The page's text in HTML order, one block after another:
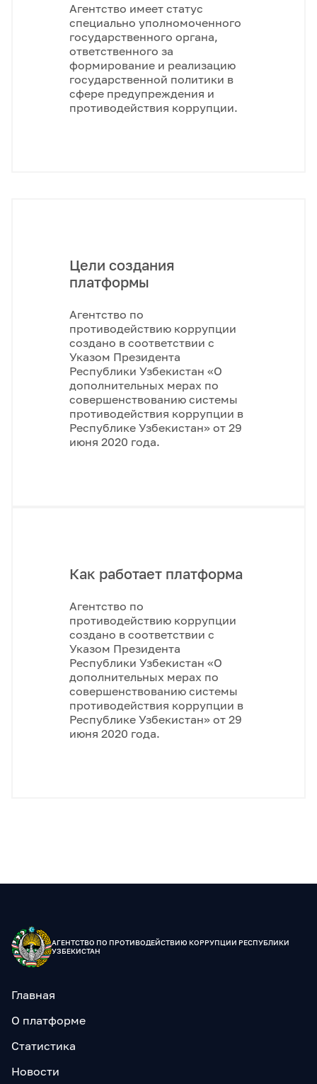
Агентство имеет статус
специально уполномоченного
государственного органа,
ответственного за
формирование и реализацию
государственной политики в
сфере предупреждения и
противодействия коррупции.
Цели создания
платформы
Агентство по
противодействию коррупции
создано в соответствии с
Указом Президента
Республики Узбекистан «О
дополнительных мерах по
совершенствованию системы
противодействия коррупции в
Республике Узбекистан» от 29
июня 2020 года.
Как работает платформа
Агентство по
противодействию коррупции
создано в соответствии с
Указом Президента
Республики Узбекистан «О
дополнительных мерах по
совершенствованию системы
противодействия коррупции в
Республике Узбекистан» от 29
июня 2020 года.
АГЕНТСТВО ПО ПРОТИВОДЕЙСТВИЮ КОРРУПЦИИ РЕСПУБЛИКИ
УЗБЕКИСТАН
Главная
О платформе
Статистика
Новости